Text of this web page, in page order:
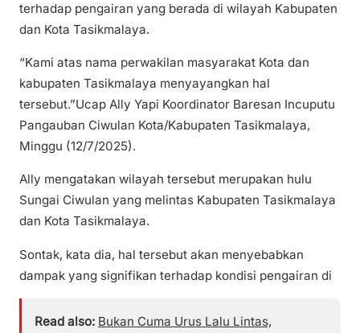
terhadap pengairan yang berada di wilayah Kabupaten
dan Kota Tasikmalaya.
“Kami atas nama perwakilan masyarakat Kota dan
kabupaten Tasikmalaya menyayangkan hal
tersebut.”Ucap Ally Yapi Koordinator Baresan Incuputu
Pangauban Ciwulan Kota/Kabupaten Tasikmalaya,
Minggu (12/7/2025).
Ally mengatakan wilayah tersebut merupakan hulu
Sungai Ciwulan yang melintas Kabupaten Tasikmalaya
dan Kota Tasikmalaya.
Sontak, kata dia, hal tersebut akan menyebabkan
dampak yang signifikan terhadap kondisi pengairan di
Read also: Bukan Cuma Urus Lalu Lintas,